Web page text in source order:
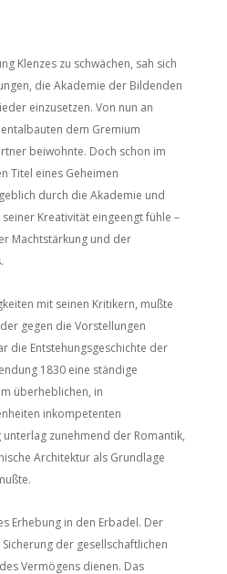
Klenzes zu schwächen, sah sich
die Akademie der Bildenden
einzusetzen. Von nun an
dem Gremium
beiwohnte. Doch schon im
Titel eines Geheimen
durch die Akademie und
Kreativität eingeengt fühle –
Machtstärkung und der
mit seinen Kritikern, mußte
gegen die Vorstellungen
die Entstehungsgeschichte der
1830 eine ständige
überheblichen, in
inkompetenten
zunehmend der Romantik,
Architektur als Grundlage
Erhebung in den Erbadel. Der
der gesellschaftlichen
Vermögens dienen. Das